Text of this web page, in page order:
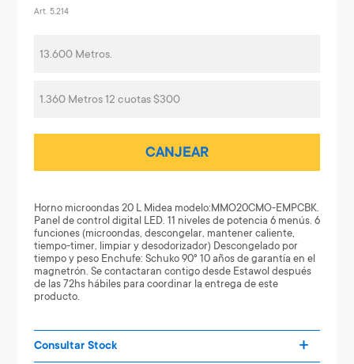
Art. 5.214
13.600 Metros.
1.360 Metros 12 cuotas $300
CANJEAR
Horno microondas 20 L Midea modelo:MMO20CMO-EMPCBK.
Panel de control digital LED. 11 niveles de potencia 6 menús. 6
funciones (microondas, descongelar, mantener caliente,
tiempo-timer, limpiar y desodorizador) Descongelado por
tiempo y peso Enchufe: Schuko 90° 10 años de garantía en el
magnetrón. Se contactaran contigo desde Estawol después
de las 72hs hábiles para coordinar la entrega de este
producto.
Consultar Stock